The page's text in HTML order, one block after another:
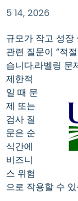
5 14, 2026
규모가 작고 성장
관련 질문이 “적
습니다.라벨링 문
제한적
일 때 문
제 또는
검사 질
문은 순
식간에
비즈니
스 위험
으로 작용할 수